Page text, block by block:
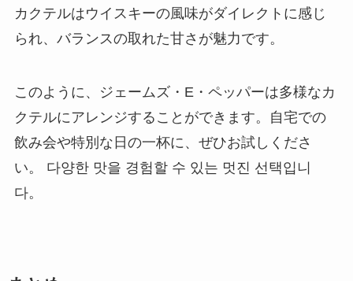
カクテルはウイスキーの風味がダイレクトに感じ
られ、バランスの取れた甘さが魅力です。
このように、ジェームズ・E・ペッパーは多様なカ
クテルにアレンジすることができます。自宅での
飲み会や特別な日の一杯に、ぜひお試しくださ
い。 다양한 맛을 경험할 수 있는 멋진 선택입니
다。